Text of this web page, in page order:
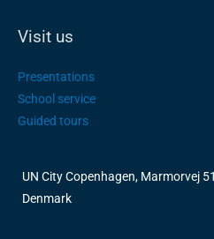
Visit us
Presentations
School service
Guided tours
UN City Copenhagen, Marmorvej
Denmark